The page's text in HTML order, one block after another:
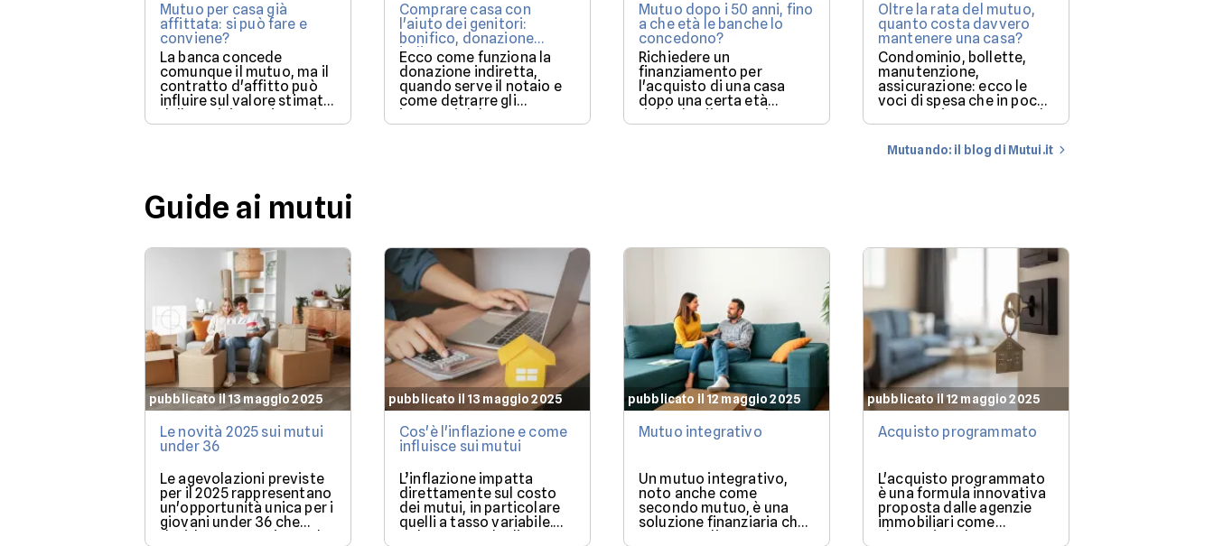
Mutuo per casa già
affittata: si può fare e
conviene?
La banca concede
comunque il mutuo, ma il
contratto d'affitto può
influire sul valore stimato
dalla perizia e sui tempi
per poter utilizzare la
Comprare casa con
l'aiuto dei genitori:
bonifico, donazione
indiretta o mutuo?
Ecco come funziona la
donazione indiretta,
quando serve il notaio e
come detrarre gli
interessi del mutuo.
Mutuo dopo i 50 anni, fino
a che età le banche lo
concedono?
Richiedere un
finanziamento per
l'acquisto di una casa
dopo una certa età
richiede più attenzione:
ecco i fattori che fanno la
Oltre la rata del mutuo,
quanto costa davvero
mantenere una casa?
Condominio, bollette,
manutenzione,
assicurazione: ecco le
voci di spesa che in pochi
mettono in conto quando
comprano casa.
Mutuando: il blog di Mutui.it
Guide ai mutui
pubblicato il 13 maggio 2025
Le novità 2025 sui mutui
under 36
Le agevolazioni previste
per il 2025 rappresentano
un'opportunità unica per i
giovani under 36 che
desiderano acquistare la
pubblicato il 13 maggio 2025
Cos'è l'inflazione e come
influisce sui mutui
L’inflazione impatta
direttamente sul costo
dei mutui, in particolare
quelli a tasso variabile.
Nel 2025, con la discesa
pubblicato il 12 maggio 2025
Mutuo integrativo
Un mutuo integrativo,
noto anche come
secondo mutuo, è una
soluzione finanziaria che
consente di ottenere
pubblicato il 12 maggio 2025
Acquisto programmato
L'acquisto programmato
è una formula innovativa
proposta dalle agenzie
immobiliari come
alternativa al mutuo